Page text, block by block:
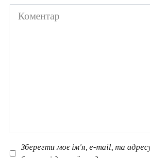
Коментар
Зберегти моє ім'я, e-mail, та